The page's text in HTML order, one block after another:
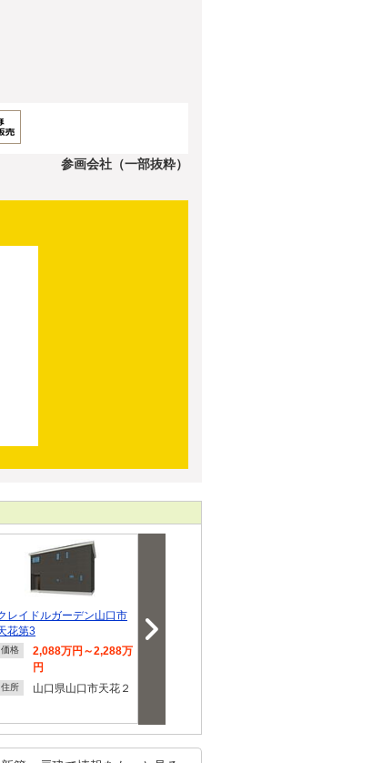
参画会社（一部抜粋）
レイドルガーデン山口市
花第3
価格
2,088万円～2,288万
円
住所 山口県山口市天花２
口市黒川